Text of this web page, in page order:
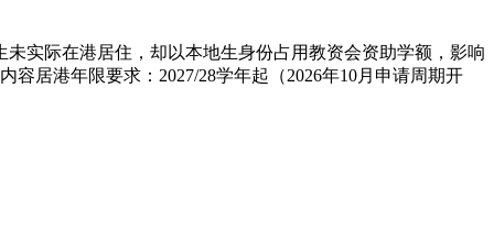
实际在港居住，却以本地生身份占用教资会资助学额，影响
居港年限要求：2027/28学年起（2026年10月申请周期开